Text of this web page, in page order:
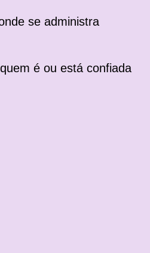
se administra
é ou está confiada